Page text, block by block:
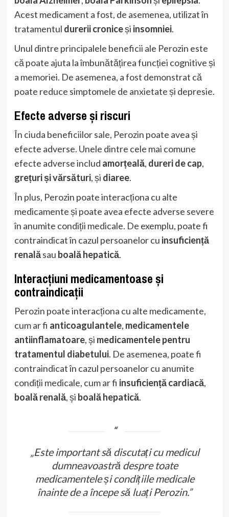
Acest medicament a fost, de asemenea, utilizat în
tratamentul durerii croniceși insomniei.
Unul dintre principalele beneficii ale Perozin este
că poate ajuta la îmbunătățirea funcției cognitive și
a memoriei. De asemenea, a fost demonstrat că
poate reduce simptomele de anxietate și depresie.
Efecte adverse și riscuri
În ciuda beneficiilor sale, Perozin poate avea și
efecte adverse. Unele dintre cele mai comune
efecte adverse includ amorțeală, dureri de cap,
grețuri și vărsături, și diaree.
În plus, Perozin poate interacționa cu alte
medicamente și poate avea efecte adverse severe
în anumite condiții medicale. De exemplu, poate fi
contraindicat în cazul persoanelor cu insuficiență
renalăsau boală hepatică.
Interacțiuni medicamentoase și
contraindicații
Perozin poate interacționa cu alte medicamente,
cum ar fi anticoagulantele, medicamentele
antiinflamatoare, și medicamentele pentru
tratamentul diabetului. De asemenea, poate fi
contraindicat în cazul persoanelor cu anumite
condiții medicale, cum ar fi insuficiență cardiacă,
boală renală, și boală hepatică.
„Este important să discutați cu medicul
dumneavoastră despre toate
medicamentele și condițiile medicale
înainte de a începe să luați Perozin.”